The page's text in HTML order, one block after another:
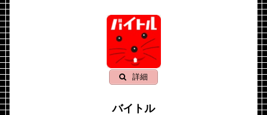
詳細
バイトル